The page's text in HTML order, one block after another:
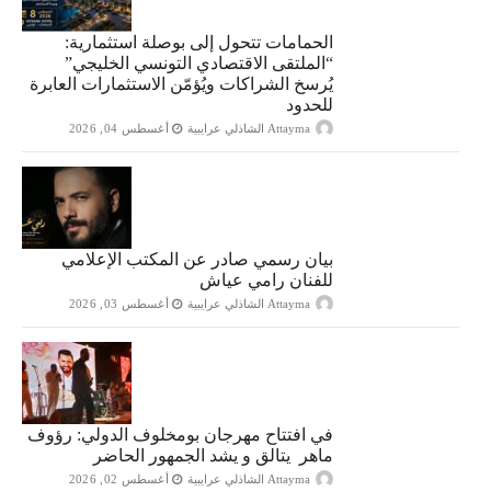
الحمامات تتحول إلى بوصلة استثمارية:
“الملتقى الاقتصادي التونسي الخليجي”
يُرسخ الشراكات ويُؤمّن الاستثمارات العابرة
للحدود
Attayma الشاذلي عرايبية أغسطس 04, 2026
بيان رسمي صادر عن المكتب الإعلامي
للفنان رامي عياش
Attayma الشاذلي عرايبية أغسطس 03, 2026
في افتتاح مهرجان بومخلوف الدولي: رؤوف
ماهر يتالق و يشد الجمهور الحاضر
Attayma الشاذلي عرايبية أغسطس 02, 2026